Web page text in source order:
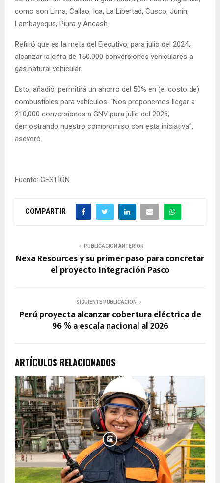
como son Lima, Callao, Ica, La Libertad, Cusco, Junín,
Lambayeque, Piura y Ancash.
Refirió que es la meta del Ejecutivo, para julio del 2024,
alcanzar la cifra de 150,000 conversiones vehiculares a
gas natural vehicular.
Esto, añadió, permitirá un ahorro del 50% en (el costo de)
combustibles para vehículos. “Nos proponemos llegar a
210,000 conversiones a GNV para julio del 2026,
demostrando nuestro compromiso con esta iniciativa”,
aseveró.
Fuente: GESTIÓN
COMPARTIR
PUBLICACIÓN ANTERIOR
Nexa Resources y su primer paso para concretar
el proyecto Integración Pasco
SIGUIENTE PUBLICACIÓN
Perú proyecta alcanzar cobertura eléctrica de
96 % a escala nacional al 2026
ARTÍCULOS RELACIONADOS